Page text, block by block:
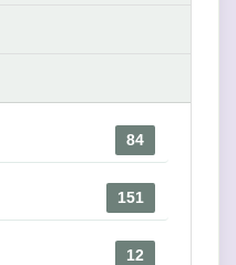
84
151
12